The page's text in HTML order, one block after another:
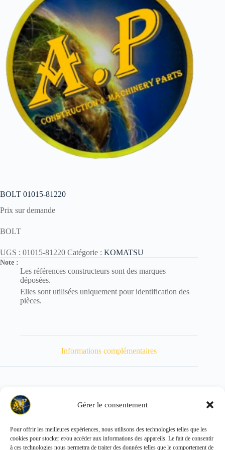
Gérer le consentement
Pour offrir les meilleures expériences, nous utilisons des technologies telles que les
cookies pour stocker et/ou accéder aux informations des appareils. Le fait de consentir
à ces technologies nous permettra de traiter des données telles que le comportement de
BOLT 01015-81220
Prix sur demande
BOLT
UGS : 01015-81220 Catégorie : KOMATSU
Note :
Les références constructeurs sont des marques
déposées.
Elles sont utilisées uniquement pour identification des
pièces.
Informations complémentaires
Poids 120 kg
Copyright © 2026 - ALL PARTS FRANCE SAS